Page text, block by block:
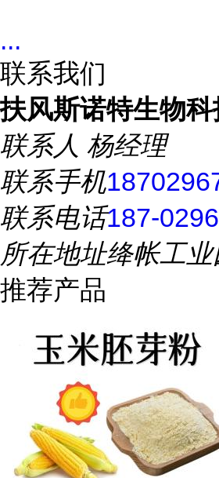
...
联系我们
扶风斯诺特生物科
联系人 杨经理
联系手机
联系电话187-
所在地址绛帐工业
推荐产品